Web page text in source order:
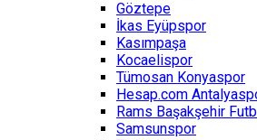
Göztepe
İkas Eyüpspor
Kasımpaşa
Kocaelispor
Tümosan Konyaspor
Hesap.com
Rams Başakşehir
Samsunspor